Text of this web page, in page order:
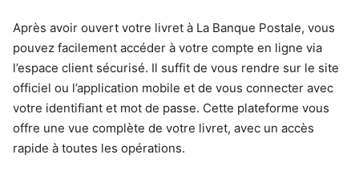
Après avoir ouvert votre livret à La Banque Postale, vous
pouvez facilement accéder à votre compte en ligne via
l’espace client sécurisé. Il suffit de vous rendre sur le site
officiel ou l’application mobile et de vous connecter avec
votre identifiant et mot de passe. Cette plateforme vous
offre une vue complète de votre livret, avec un accès
rapide à toutes les opérations.